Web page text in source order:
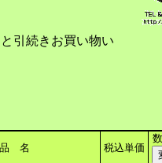
引続きお買い物い
品 名 税込単価